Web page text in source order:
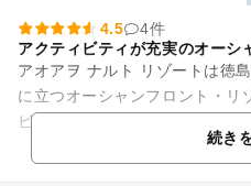
4.5
4件
アクティビティが充実のオーシ
アオアヲ ナルト リゾートは徳
に立つオーシャンフロント・リゾートです。
ビティの種類が豊富です！プラ
続き